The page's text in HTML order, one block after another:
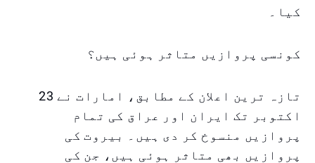
کیا۔
کونسی پروازیں متاثر ہوئی ہیں؟
تازہ ترین اعلان کے مطابق، امارات نے 23
اکتوبر تک ایران اور عراق کی تمام
پروازیں منسوخ کر دی ہیں۔ بیروت کی
پروازیں بھی متاثر ہوئی ہیں، جن کی